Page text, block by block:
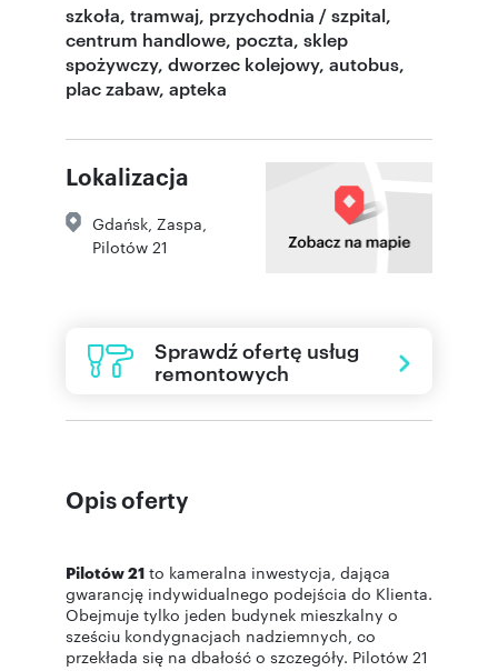
szkoła, tramwaj, przychodnia / szpital,
centrum handlowe, poczta, sklep
spożywczy, dworzec kolejowy, autobus,
plac zabaw, apteka
Lokalizacja
Gdańsk Zaspa
Pilotów 21
Sprawdź ofertę usług
remontowych
Opis oferty
Pilotów 21 to kameralna inwestycja, dająca
gwarancję indywidualnego podejścia do Klienta.
Obejmuje tylko jeden budynek mieszkalny o
sześciu kondygnacjach nadziemnych, co
przekłada się na dbałość o szczegóły. Pilotów 21